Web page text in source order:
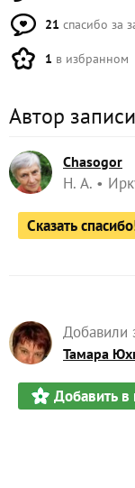
21 спасибо за
1 в избранном
Автор
Chasogor
Н. А.
Сказать
Добавили
Тамара
Добавить в